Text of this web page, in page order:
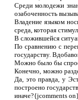
Среди молодежи
озабоченность
Владение языком
среда, которая
В сложившейся
По сравнению с
государству.
Можно было бы
Конечно, можно
Да, это правда, у
построено
иначе?{jcomments on}